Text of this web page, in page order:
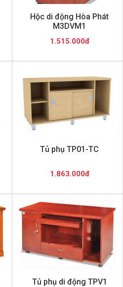
Hộc di động Hòa Phát
M3DVM1
1.515.000đ
Tủ phụ TP01-TC
1.863.000đ
Tủ phụ di động TPV1